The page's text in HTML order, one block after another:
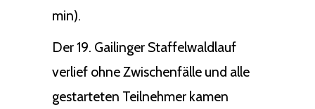
min).
Der 19. Gailinger Staffelwaldlauf
verlief ohne Zwischenfälle und alle
gestarteten Teilnehmer kamen